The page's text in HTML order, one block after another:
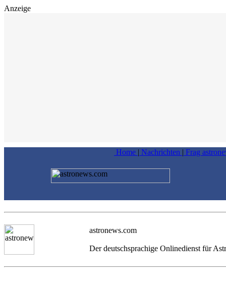
Anzeige
Home | Nachrichten | Frag
astronews.com
Der deutschsprachige Onlinedienst für